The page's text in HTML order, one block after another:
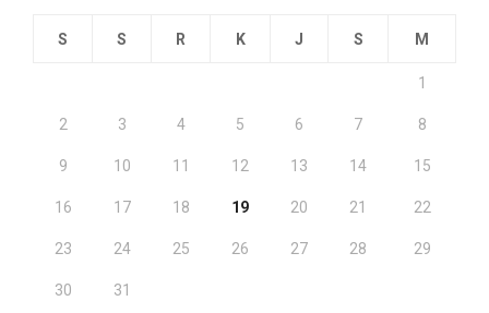
S S R K J S M
1
2 3 4 5 6 7 8
9 10 11 12 13 14 15
16 17 18 19 20 21 22
23 24 25 26 27 28 29
30
31